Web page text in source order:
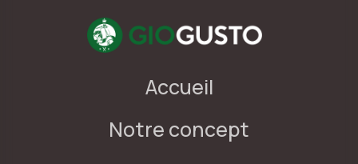
Accueil
Notre concept